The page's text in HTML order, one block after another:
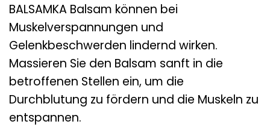
BALSAMKA Balsam können bei
Muskelverspannungen und
Gelenkbeschwerden lindernd wirken.
Massieren Sie den Balsam sanft in die
betroffenen Stellen ein, um die
Durchblutung zu fördern und die Muskeln zu
entspannen.